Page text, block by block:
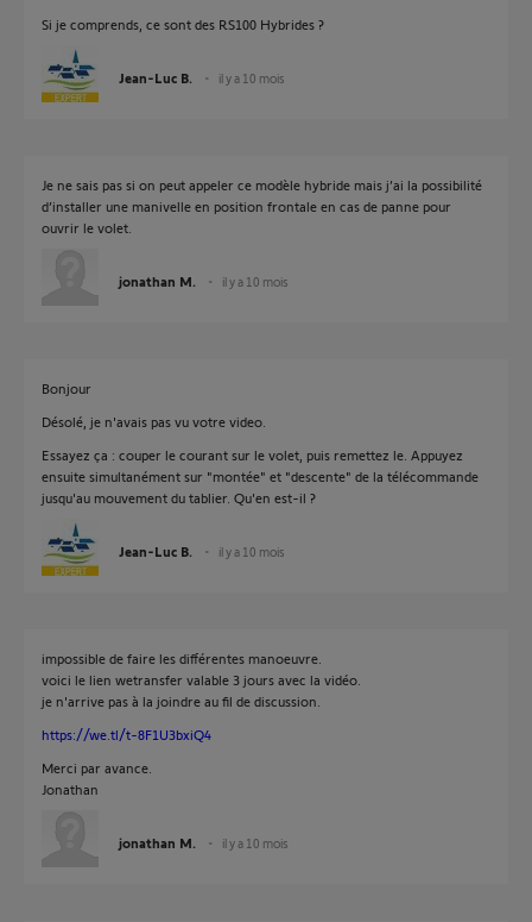
Si je comprends, ce sont des RS100 Hybrides ?
Jean-Luc B. il y a 10 mois
Je ne sais pas si on peut appeler ce modèle hybride mais j’ai la possibilité
d’installer une manivelle en position frontale en cas de panne pour
ouvrir le volet.
jonathan M. il y a 10 mois
Bonjour
Désolé, je n'avais pas vu votre video.
Essayez ça : couper le courant sur le volet, puis remettez le. Appuyez
ensuite simultanément sur "montée" et "descente" de la télécommande
jusqu'au mouvement du tablier. Qu'en est-il ?
Jean-Luc B. il y a 10 mois
impossible de faire les différentes manoeuvre.
voici le lien wetransfer valable 3 jours avec la vidéo.
je n'arrive pas à la joindre au fil de discussion.
https://we.tl/t-8F1U3bxiQ4
Merci par avance.
Jonathan
jonathan M. il y a 10 mois